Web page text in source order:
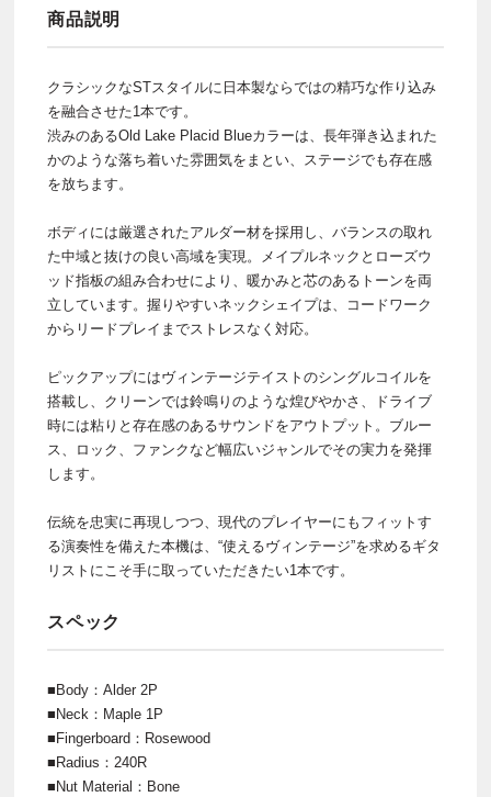
商品説明
クラシックなSTスタイルに日本製ならではの精巧な作り込み
を融合させた1本です。
渋みのあるOld Lake Placid Blueカラーは、長年弾き込まれた
かのような落ち着いた雰囲気をまとい、ステージでも存在感
を放ちます。
ボディには厳選されたアルダー材を採用し、バランスの取れ
た中域と抜けの良い高域を実現。メイプルネックとローズウ
ッド指板の組み合わせにより、暖かみと芯のあるトーンを両
立しています。握りやすいネックシェイプは、コードワーク
からリードプレイまでストレスなく対応。
ピックアップにはヴィンテージテイストのシングルコイルを
搭載し、クリーンでは鈴鳴りのような煌びやかさ、ドライブ
時には粘りと存在感のあるサウンドをアウトプット。ブルー
ス、ロック、ファンクなど幅広いジャンルでその実力を発揮
します。
伝統を忠実に再現しつつ、現代のプレイヤーにもフィットす
る演奏性を備えた本機は、“使えるヴィンテージ”を求めるギタ
リストにこそ手に取っていただきたい1本です。
スペック
■Body：Alder 2P
■Neck：Maple 1P
■Fingerboard：Rosewood
■Radius：240R
■Nut Material：Bone